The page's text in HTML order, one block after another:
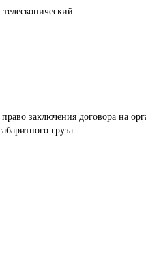
заключения договора на
груза